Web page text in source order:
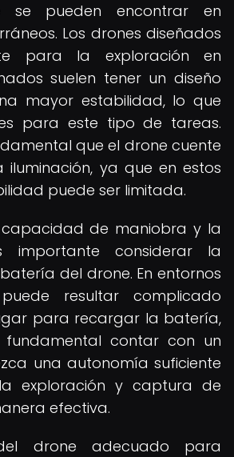
se pueden encontrar en
Los drones diseñados
para la exploración en
suelen tener un diseño
mayor estabilidad, lo que
para este tipo de tareas.
que el drone cuente
ya que en estos
puede ser limitada.
de maniobra y la
importante considerar la
del drone. En entornos
resultar complicado
para recargar la batería,
contar con un
una autonomía suficiente
exploración y captura de
efectiva.
drone adecuado para